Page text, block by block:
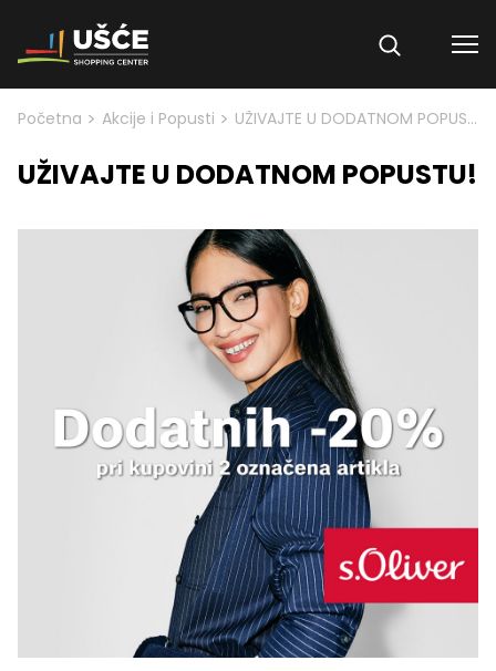
Skip to content
Početna > Akcije i Popusti > UŽIVAJTE U DODATNOM POPUSTU!
UŽIVAJTE U DODATNOM POPUSTU!